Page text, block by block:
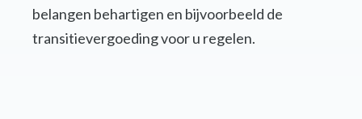
belangen behartigen en bijvoorbeeld de
transitievergoeding voor u regelen.